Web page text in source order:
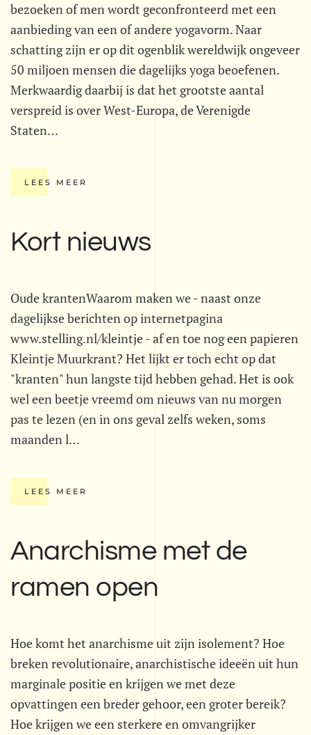
bezoeken of men wordt geconfronteerd met een
aanbieding van een of andere yogavorm. Naar
schatting zijn er op dit ogenblik wereldwijk ongeveer
50 miljoen mensen die dagelijks yoga beoefenen.
Merkwaardig daarbij is dat het grootste aantal
verspreid is over West-Europa, de Verenigde
Staten…
LEES MEER
Kort nieuws
Oude krantenWaarom maken we - naast onze
dagelijkse berichten op internetpagina
www.stelling.nl/kleintje - af en toe nog een papieren
Kleintje Muurkrant? Het lijkt er toch echt op dat
"kranten" hun langste tijd hebben gehad. Het is ook
wel een beetje vreemd om nieuws van nu morgen
pas te lezen (en in ons geval zelfs weken, soms
maanden l…
LEES MEER
Anarchisme met de
ramen open
Hoe komt het anarchisme uit zijn isolement? Hoe
breken revolutionaire, anarchistische ideeën uit hun
marginale positie en krijgen we met deze
opvattingen een breder gehoor, een groter bereik?
Hoe krijgen we een sterkere en omvangrijker